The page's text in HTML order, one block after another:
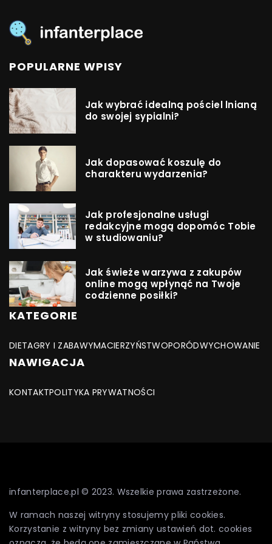
POPULARNE WPISY
Jak wybrać idealną pościel lnianą
do swojej sypialni?
Jak dopasować koszulę do
charakteru wydarzenia?
Jak profesjonalne usługi
redakcyjne mogą dopomóc Tobie
w studiowaniu?
Jak świeże warzywa z zakupów
online mogą wpłynąć na Twoje
codzienne posiłki?
KATEGORIE
DIETAGRY I ZABAWYMACIERZYŃSTWOPORÓDWYCHOWANIE
NAWIGACJA
KONTAKTPOLITYKA PRYWATNOŚCI
infanterplace.pl © 2023. Wszelkie prawa zastrzeżone.
W ramach naszej witryny stosujemy pliki cookies.
Korzystanie z witryny bez zmiany ustawień dot. cookies